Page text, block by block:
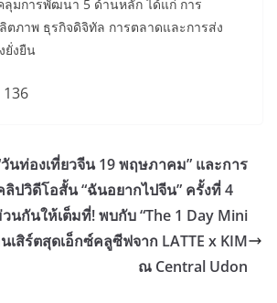
ลุมการพัฒนา 5 ด้านหลัก ได้แก่ การ
ตภาพ ธุรกิจดิจิทัล การตลาดและการส่ง
ยั่งยืน
136
นท่องเที่ยวจีน 19 พฤษภาคม” และการ
ปวิดีโอสั้น “ฉันอยากไปจีน” ครั้งที่ 4
นกันให้เต็มที่! พบกับ “The 1 Day Mini
เสิร์ตสุดเอ็กซ์คลูซีฟจาก LATTE x KIM
ณ Central Udon